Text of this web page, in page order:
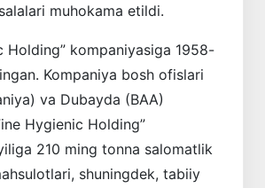
muhokama etildi.
Holding” kompaniyasiga 1958-
Kompaniya bosh ofislari
va Dubayda (BAA)
Hygienic Holding”
210 ming tonna salomatlik
shuningdek, tabiiy